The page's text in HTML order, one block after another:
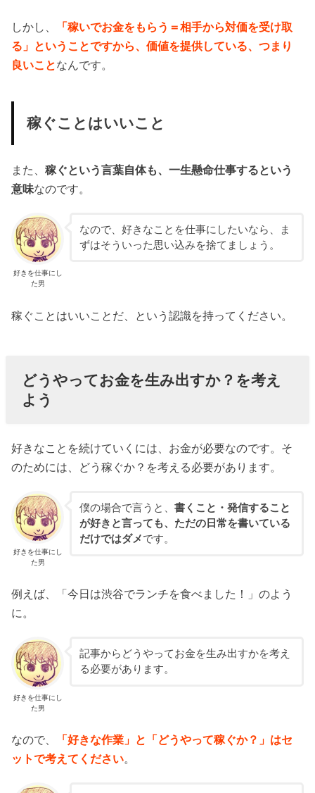
しかし、
「稼いでお金をもらう＝相手から対価を受け取
る」ということですから、価値を提供している、つまり
良いことなんです。
稼ぐことはいいこと
また、稼ぐという言葉自体も、一生懸命仕事するという
意味なのです。
好きを仕事にし
た男
なので、好きなことを仕事にしたいなら、ま
ずはそういった思い込みを捨てましょう。
稼ぐことはいいことだ、という認識を持ってください。
どうやってお金を生み出すか？を考え
よう
好きなことを続けていくには、お金が必要なのです。そ
のためには、どう稼ぐか？を考える必要があります。
好きを仕事にし
た男
僕の場合で言うと、 書くこと・発信すること
が好きと言っても、ただの日常を書いている
だけではダメです。
例えば、「今日は渋谷でランチを食べました！」のよう
に。
好きを仕事にし
た男
記事からどうやってお金を生み出すかを考え
る必要があります。
なので、
「好きな作業」と「どうやって稼ぐか？」はセ
ットで考えてください。